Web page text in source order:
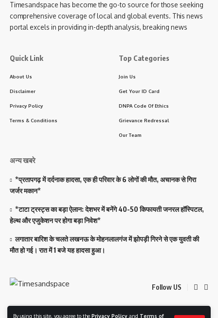
By using this site, you agree to the Privacy Policy and Terms of
Timesandspace has become the go-to source for those seeking
comprehensive coverage of local and global events. This news
portal excels in providing in-depth analysis, breaking news
Quick Link
About Us
Disclaimer
Privacy Policy
Terms & Conditions
Top Categories
Join Us
Get Your ID Card
DNPA Code Of Ethics
Grievance Redressal
Our Team
अन्य खबरे
*प्रतापगढ़ में दर्दनाक हादसा, एक ही परिवार के 6 लोगों की मौत, अचानक से गिरा
जर्जर मकान*
*टाटा ट्रस्ट्स का बड़ा ऐलान: देशभर में बनेंगे 40-50 किफायती जनरल हॉस्पिटल,
हेल्थ और एजुकेशन पर होगा बड़ा निवेश*
लगातार बारिश के चलते लखनऊ के मोहनलालगंज में झोपड़ी गिरने से एक युवती की
मौत हो गई। रात में 1 बजे यह हादसा हुआ।
Follow US